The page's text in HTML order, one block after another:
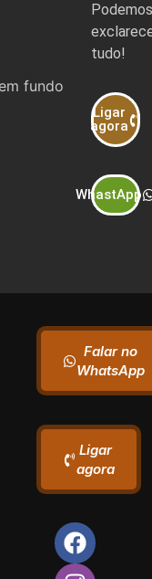
Podemos
tudo!
Ligar
agora
WhastApp
Falar no
WhatsApp
Ligar
agora